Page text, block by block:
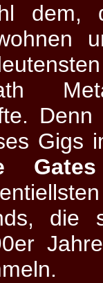
dem,
Gigs
Gates
die